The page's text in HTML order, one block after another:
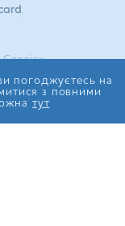
погоджуєтесь на
з повними
тут